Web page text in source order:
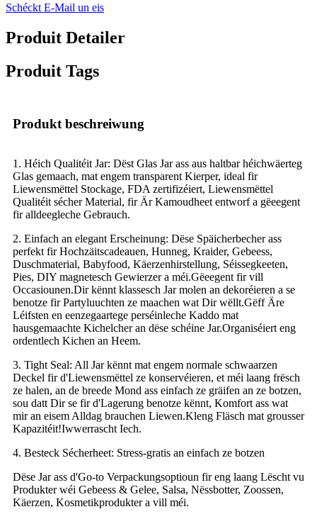
Schéckt E-Mail un eis
Produit Detailer
Produit Tags
Produkt beschreiwung
1. Héich Qualitéit Jar: Dëst Glas Jar ass aus haltbar héichwäerteg
Glas gemaach, mat engem transparent Kierper, ideal fir
Liewensmëttel Stockage, FDA zertifizéiert, Liewensmëttel
Qualitéit sécher Material, fir Är Kamoudheet entworf a gëeegent
fir alldeegleche Gebrauch.
2. Einfach an elegant Erscheinung: Dëse Späicherbecher ass
perfekt fir Hochzäitscadeauen, Hunneg, Kraider, Gebeess,
Duschmaterial, Babyfood, Käerzenhirstellung, Séissegkeeten,
Pies, DIY magnetesch Gewierzer a méi.Gëeegent fir vill
Occasiounen.Dir kënnt klassesch Jar molen an dekoréieren a se
benotze fir Partyluuchten ze maachen wat Dir wëllt.Gëff Äre
Léifsten en eenzegaartege perséinleche Kaddo mat
hausgemaachte Kichelcher an dëse schéine Jar.Organiséiert eng
ordentlech Kichen an Heem.
3. Tight Seal: All Jar kënnt mat engem normale schwaarzen
Deckel fir d'Liewensmëttel ze konservéieren, et méi laang frësch
ze halen, an de breede Mond ass einfach ze gräifen an ze botzen,
sou datt Dir se fir d'Lagerung benotze kënnt, Komfort ass wat
mir an eisem Alldag brauchen Liewen.Kleng Fläsch mat grousser
Kapazitéit!Iwwerrascht Iech.
4. Besteck Sécherheet: Stress-gratis an einfach ze botzen
Dëse Jar ass d'Go-to Verpackungsoptioun fir eng laang Lëscht vu
Produkter wéi Gebeess & Gelee, Salsa, Nëssbotter, Zoossen,
Käerzen, Kosmetikprodukter a vill méi.